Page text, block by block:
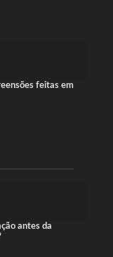
feitas em
antes da